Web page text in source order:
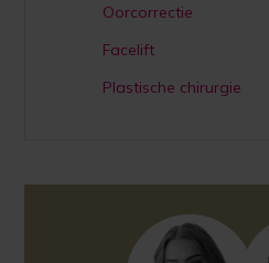
Oorcorrectie
Facelift
Plastische chirurgie